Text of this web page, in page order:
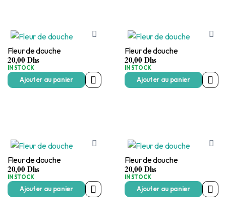
Fleur de douche
20,00Dhs
IN STOCK
Ajouter au panier
Fleur de douche
20,00Dhs
IN STOCK
Ajouter au panier
Fleur de douche
20,00Dhs
IN STOCK
Ajouter au panier
Fleur de douche
20,00Dhs
IN STOCK
Ajouter au panier